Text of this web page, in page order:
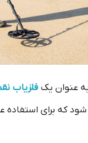
فلزیاب
که برای